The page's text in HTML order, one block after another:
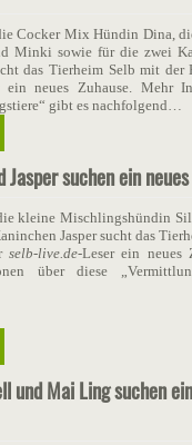
Cocker Mix Hündin Dina,
Minki sowie für die zwei
das Tierheim Selb mit der
ein neues Zuhause. Mehr
gibt es nachfolgend…
Jasper suchen ein
kleine Mischlingshündin
Jasper sucht das
selb-live.de-Leser ein neues
über diese
und Mai Ling suchen